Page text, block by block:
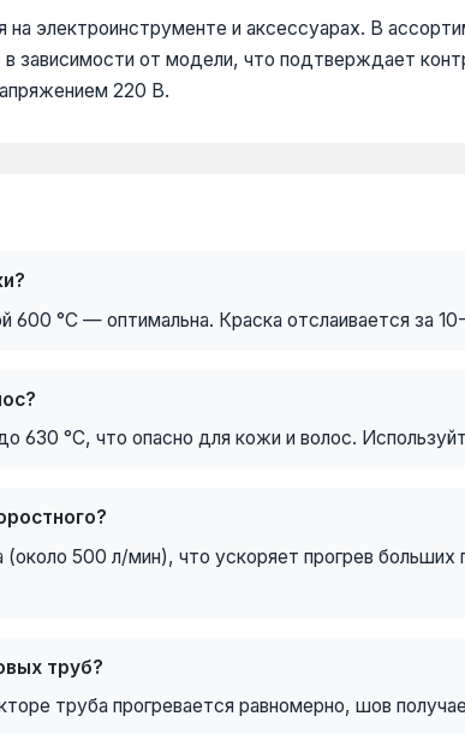
электроинструменте и аксессуарах. В
зависимости от модели, что подтверждает
220 В.
°C — оптимальна. Краска отслаивается за
°C, что опасно для кожи и волос.
500 л/мин), что ускоряет прогрев больших
труб?
труба прогревается равномерно, шов